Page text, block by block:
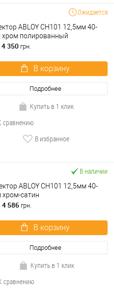
Ожидается
ABLOY CH101 12,5мм 40-
полированный
4 350 грн.
В корзину
Подробнее
Купить в 1 клик
сравнению
В избранное
В наличии
ABLOY CH101 12,5мм 40-
сатин
4 586 грн.
В корзину
Подробнее
Купить в 1 клик
сравнению